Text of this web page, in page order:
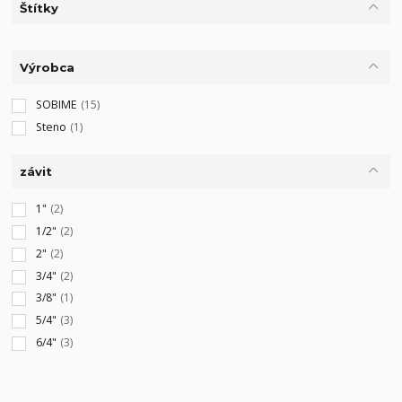
Štítky
Výrobca
SOBIME (15)
Steno (1)
závit
1" (2)
1/2" (2)
2" (2)
3/4" (2)
3/8" (1)
5/4" (3)
6/4" (3)